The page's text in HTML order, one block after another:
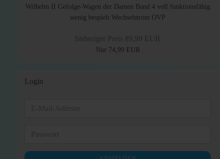
Wilhelm II Gefolge-Wagen der Damen Band 4 voll funktionsfähig
wenig bespielt Wechselstrom OVP
bisheriger Preis 89,99 EUR
Nur 74,99 EUR
Login